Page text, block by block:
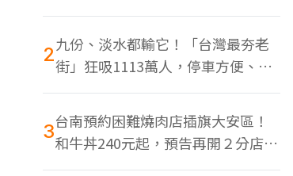
蝦
2九份、淡水都輸它！「台灣最夯老
街」狂吸1113萬人，停車方便、特
色美食多
3台南預約困難燒肉店插旗大安區！
和牛丼240元起，預告再開２分店、
地點曝光